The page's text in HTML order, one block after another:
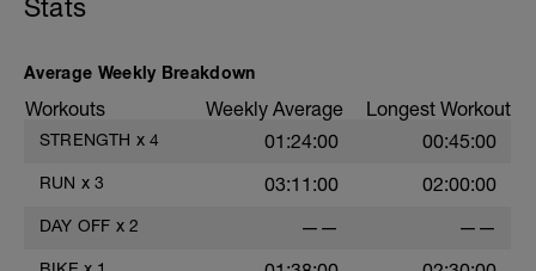
Stats
Average Weekly Breakdown
Workouts Weekly Average Longest Workout
STRENGTH x 4 01:24:00 00:45:00
RUN x 3 03:11:00 02:00:00
DAY OFF x 2 —— ——